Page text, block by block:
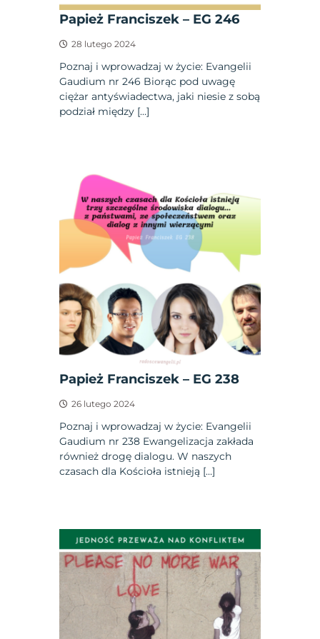
Papież Franciszek – EG 246
28 lutego 2024
Poznaj i wprowadzaj w życie: Evangelii
Gaudium nr 246 Biorąc pod uwagę
ciężar antyświadectwa, jaki niesie z sobą
podział między […]
Papież Franciszek – EG 238
26 lutego 2024
Poznaj i wprowadzaj w życie: Evangelii
Gaudium nr 238 Ewangelizacja zakłada
również drogę dialogu. W naszych
czasach dla Kościoła istnieją […]